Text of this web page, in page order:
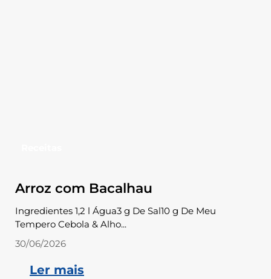
Arroz com Bacalhau
Ingredientes 1,2 l Água3 g De Sal10 g De Meu
Tempero Cebola & Alho...
30/06/2026
Ler mais